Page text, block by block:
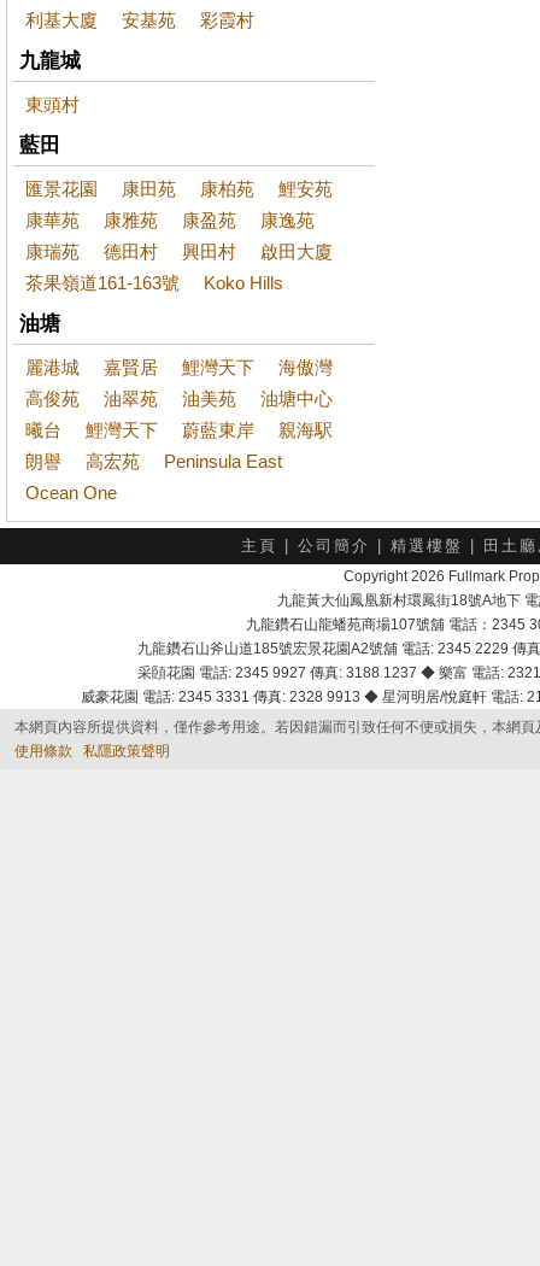
利基大廈 安基苑 彩霞村
九龍城
東頭村
藍田
匯景花園 康田苑 康柏苑
鯉安苑
康華苑
康雅苑 康盈苑
康逸苑
康瑞苑
德田村 興田村
啟田大廈
茶果嶺道161-163號
Koko Hills
油塘
麗港城 嘉賢居 鯉灣天下
海傲灣
高俊苑
油翠苑 油美苑
油塘中心
曦台
鯉灣天下 蔚藍東岸
親海駅
朗譽
高宏苑
Peninsula East
Ocean One
主頁 公司簡介 精選樓盤 田土
Copyright 2026 Fullmark
九龍黃大仙鳳凰新村環鳳街18號A地下
九龍鑽石山龍蟠苑商場107號舖 電話：2345
九龍鑽石山斧山道185號宏景花園A2號舖 電話: 2345 2229
采頣花園 電話: 2345 9927 傳真: 3188 1237 ◆ 樂富 電話:
威豪花園 電話: 2345 3331 傳真: 2328 9913 ◆ 星河明居/悅庭軒 電話
本網頁內容所提供資料，僅作參考用途。若因錯漏而引致任何不便或損失，本網
使用條款
私隱政策聲明